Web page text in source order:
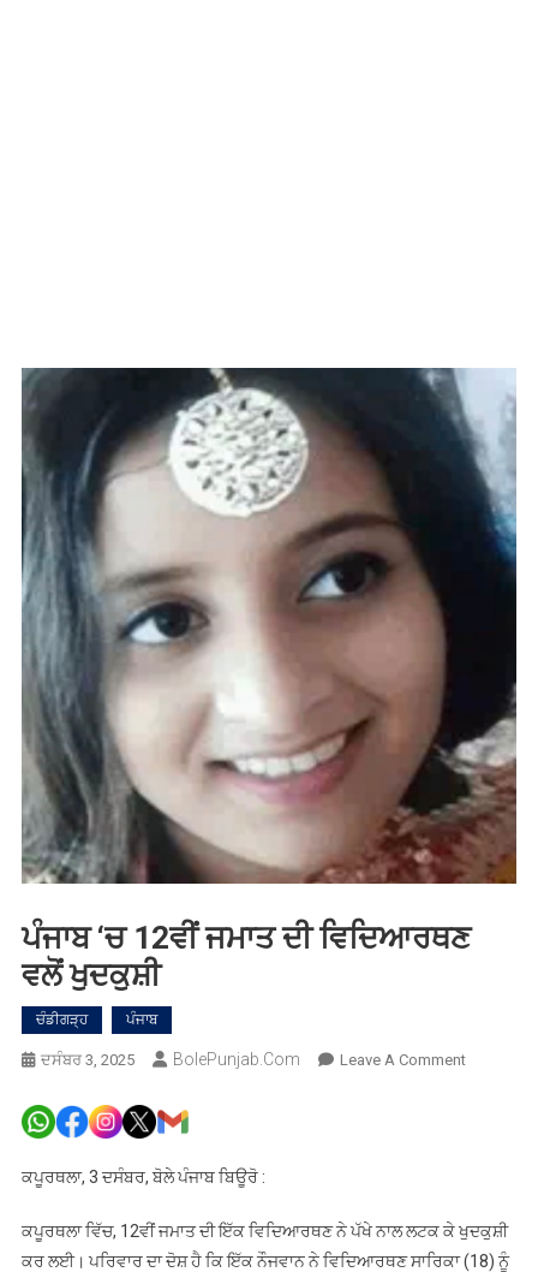
ਪੰਜਾਬ ‘ਚ 12ਵੀਂ ਜਮਾਤ ਦੀ ਵਿਦਿਆਰਥਣ
ਵਲੋਂ ਖੁਦਕੁਸ਼ੀ
ਚੰਡੀਗੜ੍ਹ ਪੰਜਾਬ
ਦਸੰਬਰ 3, 2025 BolePunjab.com Leave A CommentOn
ਵਲੋਂ
ਕਪੂਰਥਲਾ, 3 ਦਸੰਬਰ, ਬੋਲੇ ਪੰਜਾਬ ਬਿਊਰੋ :
ਕਪੂਰਥਲਾ ਵਿੱਚ, 12ਵੀਂ ਜਮਾਤ ਦੀ ਇੱਕ ਵਿਦਿਆਰਥਣ ਨੇ ਪੱਖੇ ਨਾਲ ਲਟਕ ਕੇ ਖੁਦਕੁਸ਼ੀ
ਕਰ ਲਈ। ਪਰਿਵਾਰ ਦਾ ਦੋਸ਼ ਹੈ ਕਿ ਇੱਕ ਨੌਜਵਾਨ ਨੇ ਵਿਦਿਆਰਥਣ ਸਾਰਿਕਾ (18) ਨੂੰ